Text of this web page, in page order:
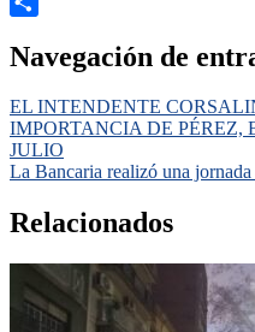
Navegación de
EL INTENDENTE
IMPORTANCIA DE PÉREZ,
JULIO
La Bancaria realizó una
Relacionados